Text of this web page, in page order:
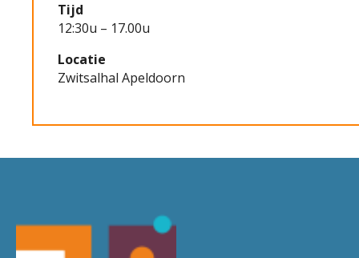
Tijd
12:30u – 17.00u
Locatie
Zwitsalhal Apeldoorn